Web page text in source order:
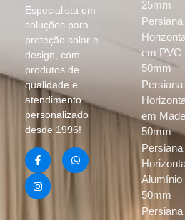
Especialista em
soluções para
proteção solar e
design, com
produtos de
qualidade e
atendimento
personalizado
desde 1996!
25mm
Persiana
em PVC
50mm
Persiana
em
50mm
Persiana
Alumínio
50mm
Persiana